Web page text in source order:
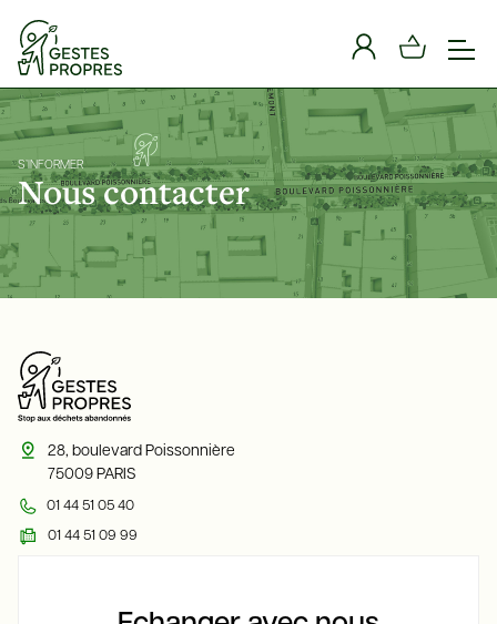
S’INFORMER
Nous contacter
28, boulevard Poissonnière
75009 PARIS
01 44 51 05 40
01 44 51 09 99